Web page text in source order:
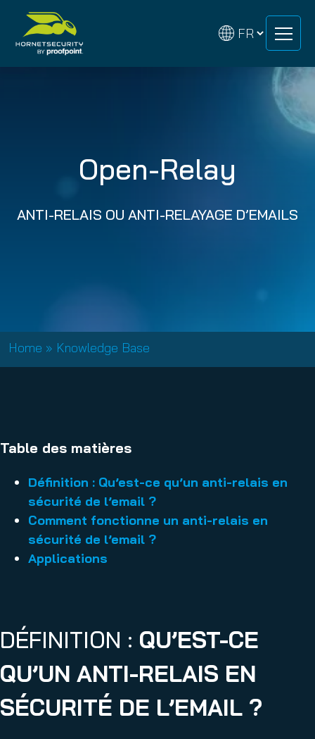
content
content
Open-Relay
ANTI-RELAIS OU ANTI-RELAYAGE D’EMAILS
Home » Knowledge Base
Table des matières
Définition : Qu’est-ce qu’un anti-relais en
sécurité de l’email ?
Comment fonctionne un anti-relais en
sécurité de l’email ?
Applications
DÉFINITION : QU’EST-CE
QU’UN ANTI-RELAIS EN
SÉCURITÉ DE L’EMAIL ?